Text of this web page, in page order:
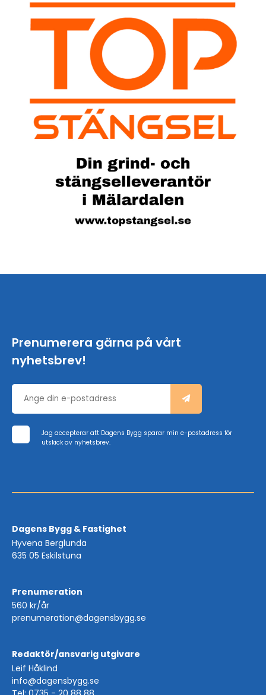
Prenumerera gärna på vårt
nyhetsbrev!
Jag accepterar att Dagens Bygg sparar min e-postadress för
utskick av nyhetsbrev.
Dagens Bygg & Fastighet
Hyvena Berglunda
635 05 Eskilstuna
Prenumeration
560 kr/år
prenumeration@dagensbygg.se
Redaktör/ansvarig utgivare
Leif Håklind
info@dagensbygg.se